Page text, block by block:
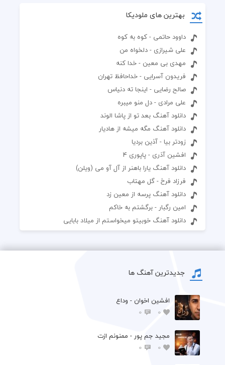
بهترین های ملودیکا
داوود حاتمی - کوه به کوه
علی شیرازی - دلخواه من
مهدی بی معین - خدا کنه
فریدون آسرایی - خداحافظ تهران
صالح رضایی - اینجا ته دنیاس
علی مرادی - دل منو میبره
دانلود آهنگ بعد تو از پاشا الوند
دانلود آهنگ مگه میشه از هادیار
زودتر بیا - آذین بردیا
افشین آذری - پاپوری 4
دانلود آهنگ یارا باهنر از آل آو می (ویلن)
فرزاد فرخ - گل مهتاب
دانلود آهنگ پرسه از معین زد
امین رگبار - برگشتم به خاکم
دانلود آهنگ خوبیتو میخواستم از میلاد بابایی
جدیدترین آهنگ ها
افشين اخوان - وداع
0
0
مجید جم پور - ممنونم ازت
0
0